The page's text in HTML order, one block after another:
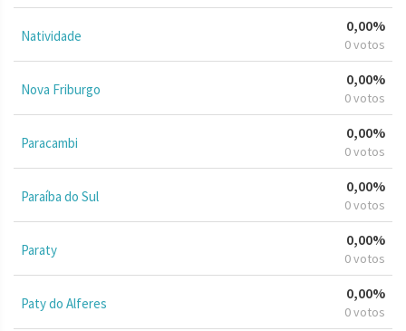
Natividade
0,00%
0 votos
Nova Friburgo
0,00%
0 votos
Paracambi
0,00%
0 votos
Paraíba do Sul
0,00%
0 votos
Paraty
0,00%
0 votos
Paty do Alferes
0,00%
0 votos